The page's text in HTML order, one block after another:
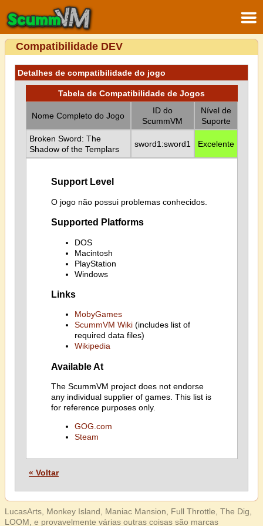
Compatibilidade DEV
Detalhes de compatibilidade do jogo
Tabela de Compatibilidade de Jogos
Nome Completo do Jogo
ID do
ScummVM
Nível de
Suporte
Broken Sword: The
Shadow of the Templars
sword1:sword1 Excelente
Support Level
O jogo não possui problemas conhecidos.
Supported Platforms
DOS
Macintosh
PlayStation
Windows
Links
MobyGames
ScummVM Wiki(includes list of
required data files)
Wikipedia
Available At
The ScummVM project does not endorse
any individual supplier of games. This list is
for reference purposes only.
GOG.com
Steam
« Voltar
LucasArts, Monkey Island, Maniac Mansion, Full Throttle, The Dig,
LOOM, e provavelmente várias outras coisas são marcas